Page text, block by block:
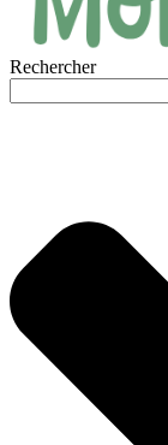
Rechercher